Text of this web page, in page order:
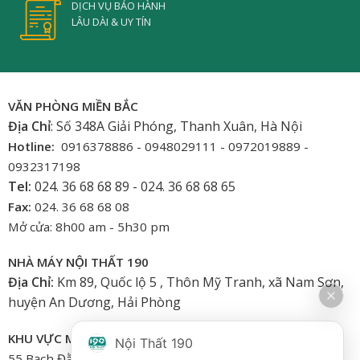
DỊCH VỤ BẢO HÀNH
LÂU DÀI & UY TÍN
VĂN PHÒNG MIỀN BẮC
Địa Chỉ: Số 348A Giải Phóng, Thanh Xuân, Hà Nội
Hotline: 0916378886 - 0948029111 - 0972019889 -
0932317198
Tel: 024. 36 68 68 89 - 024. 36 68 68 65
Fax: 024. 36 68 68 08
Mở cửa: 8h00 am - 5h30 pm
NHÀ MÁY NỘI THẤT 190
Địa Chỉ: Km 89, Quốc lộ 5 , Thôn Mỹ Tranh, xã Nam Sơn,
huyện An Dương, Hải Phòng
KHU VỰC MIỀN NAMNội Thất 190